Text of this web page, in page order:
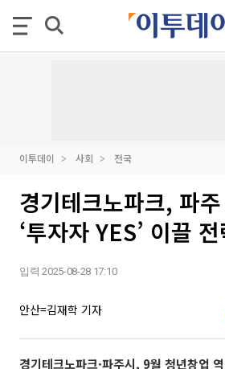
이투데이 사회 전국
경기테크노파크, 파
‘투자자 YES’ 이끌
입력 2025-08-28 17:10
안산=김재학 기자
경기테크노파크·파주시, 9월 청년창업